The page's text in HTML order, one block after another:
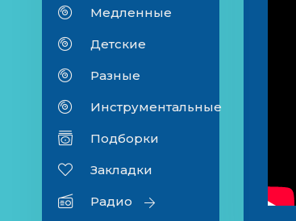
Медленные
Детские
Разные
Инструментальные
Подборки
Закладки
Радио